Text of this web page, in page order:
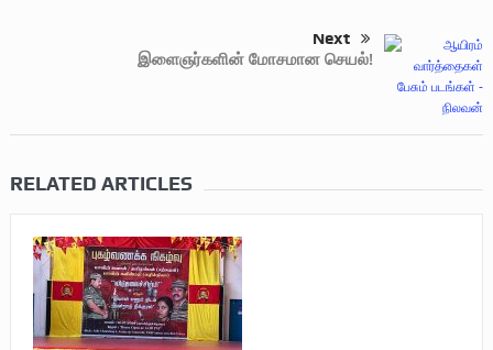
Next
இளைஞர்களின் மோசமான செயல்!
RELATED ARTICLES